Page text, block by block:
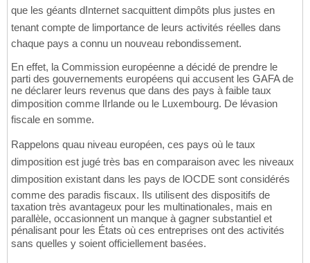
que les géants dInternet sacquittent dimpôts plus justes en
tenant compte de limportance de leurs activités réelles dans
chaque pays a connu un nouveau rebondissement.
En effet, la Commission européenne a décidé de prendre le
parti des gouvernements européens qui accusent les GAFA de
ne déclarer leurs revenus que dans des pays à faible taux
dimposition comme lIrlande ou le Luxembourg. De lévasion
fiscale en somme.
Rappelons quau niveau européen, ces pays où le taux
dimposition est jugé très bas en comparaison avec les niveaux
dimposition existant dans les pays de lOCDE sont considérés
comme des paradis fiscaux. Ils utilisent des dispositifs de
taxation très avantageux pour les multinationales, mais en
parallèle, occasionnent un manque à gagner substantiel et
pénalisant pour les États où ces entreprises ont des activités
sans quelles y soient officiellement basées.